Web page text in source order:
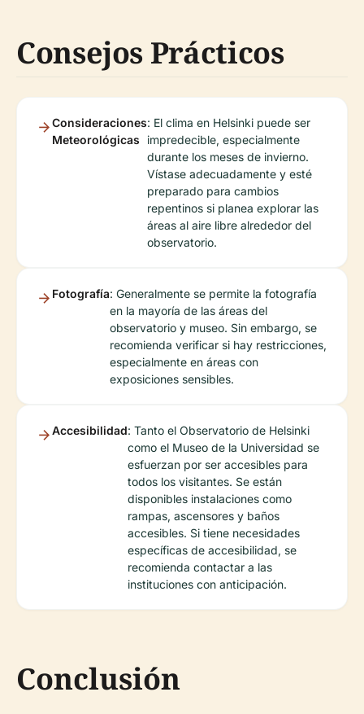
Consejos Prácticos
Consideraciones
Meteorológicas
: El clima en Helsinki puede ser
impredecible, especialmente
durante los meses de invierno.
Vístase adecuadamente y esté
preparado para cambios
repentinos si planea explorar las
áreas al aire libre alrededor del
observatorio.
Fotografía: Generalmente se permite la fotografía
en la mayoría de las áreas del
observatorio y museo. Sin embargo, se
recomienda verificar si hay restricciones,
especialmente en áreas con
exposiciones sensibles.
Accesibilidad: Tanto el Observatorio de Helsinki
como el Museo de la Universidad se
esfuerzan por ser accesibles para
todos los visitantes. Se están
disponibles instalaciones como
rampas, ascensores y baños
accesibles. Si tiene necesidades
específicas de accesibilidad, se
recomienda contactar a las
instituciones con anticipación.
Conclusión